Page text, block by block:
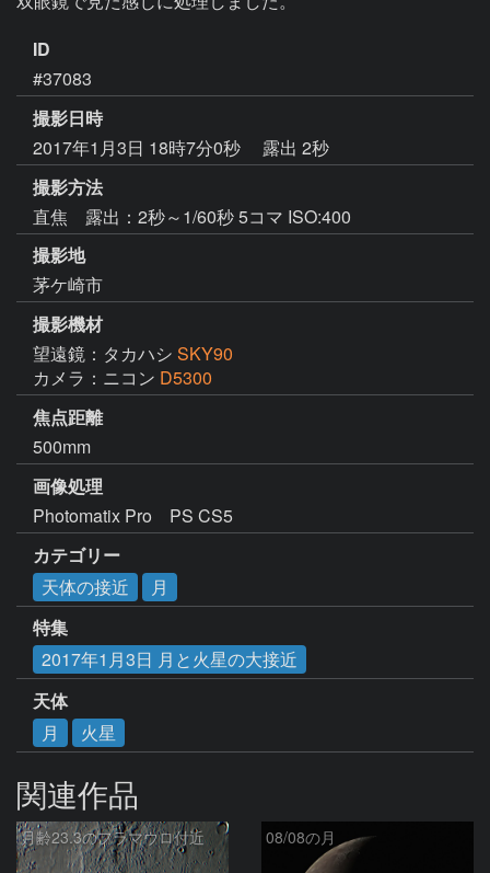
ID
#37083
撮影日時
2017年1月3日 18時7分0秒
露出 2秒
撮影方法
直焦 露出：2秒～1/60秒 5コマ ISO:400
撮影地
茅ケ崎市
撮影機材
望遠鏡：タカハシ SKY90
カメラ：ニコン D5300
焦点距離
500mm
画像処理
Photomatix Pro　PS CS5
カテゴリー
天体の接近
月
特集
2017年1月3日 月と火星の大接近
天体
月
火星
関連作品
月齢23.3のフラマウロ付近 08/08の月